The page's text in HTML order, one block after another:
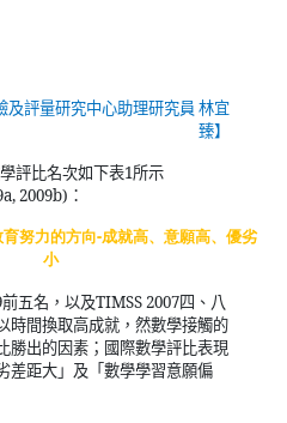
及評量研究中心助理研究員 林宜
臻】
評比名次如下表1所示
2009b) ：
前五名，以及TIMSS 2007四、八
時間換取高成就，然數學接觸的
勝出的因素；國際數學評比表現
差距大」及「數學學習意願偏